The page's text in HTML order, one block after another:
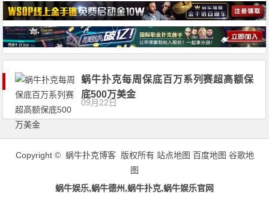
蜗牛扑克每周保底百万系列赛超高额保
底500万美金
09月22日
Copyright © 蜗牛扑克博客 版权所有 站点地图 百度地图 谷歌地
图
蜗牛娱乐,蜗牛德州,蜗牛扑克,蜗牛娱乐官网